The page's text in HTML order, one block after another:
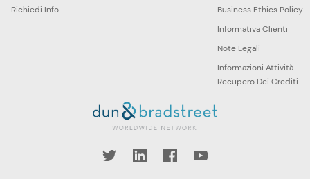
Richiedi Info
Business Ethics Policy
Informativa Clienti
Note Legali
Informazioni Attività
Recupero Dei Crediti